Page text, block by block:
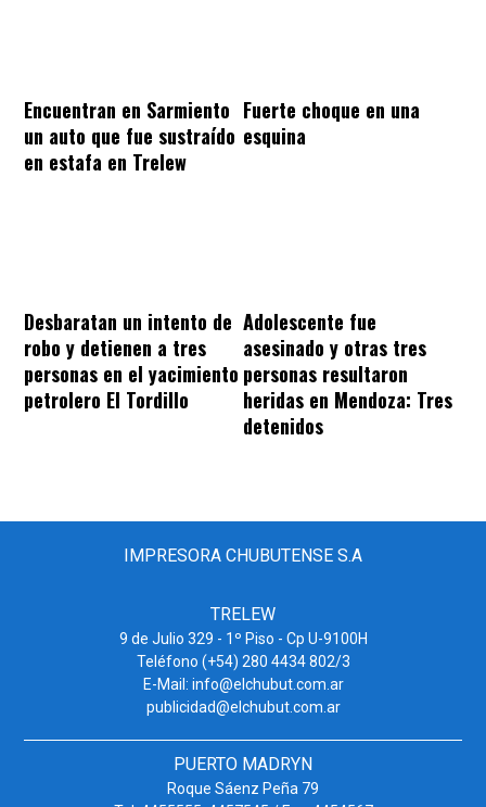
Encuentran en Sarmiento
un auto que fue sustraído
en estafa en Trelew
Fuerte choque en una
esquina
Desbaratan un intento de
robo y detienen a tres
personas en el yacimiento
petrolero El Tordillo
Adolescente fue
asesinado y otras tres
personas resultaron
heridas en Mendoza: Tres
detenidos
IMPRESORA CHUBUTENSE S.A
TRELEW
9 de Julio 329 - 1º Piso - Cp U-9100H
Teléfono (+54) 280 4434 802/3
E-Mail: info@elchubut.com.ar
publicidad@elchubut.com.ar
PUERTO MADRYN
Roque Sáenz Peña 79